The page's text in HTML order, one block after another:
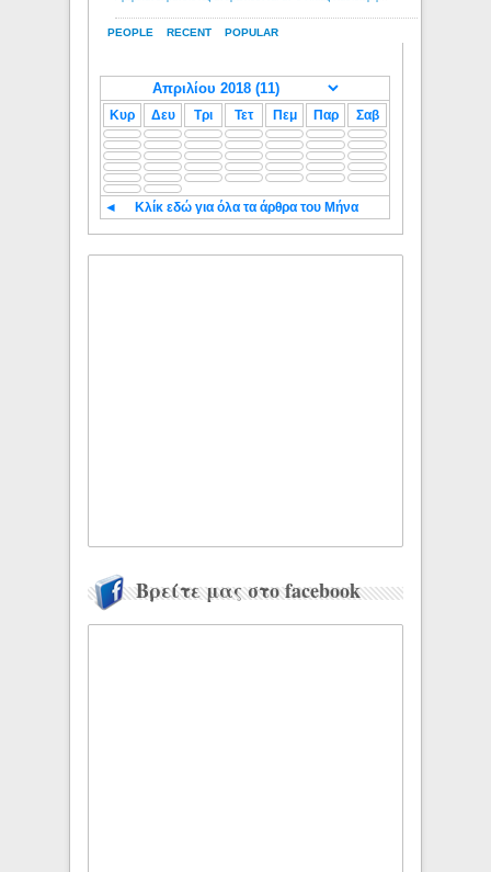
PEOPLE RECENT POPULAR
Κυρ Δευ Τρι Τετ Πεμ Παρ Σαβ
◄ Κλίκ εδώ για όλα τα άρθρα του Μήνα
Βρείτε μας στο facebook